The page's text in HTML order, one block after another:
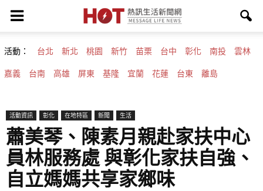
活動： 台北 新北 桃園 新竹 苗栗 台中 彰化 南投 雲林
嘉義 台南 高雄 屏東 基隆 宜蘭 花蓮 台東 離島
活動資訊 彰化 在地特區 新聞 生活
蕭美琴、陳素月親赴家扶中心
員林服務處 與彰化家扶自強、
自立媽媽共享家鄉味